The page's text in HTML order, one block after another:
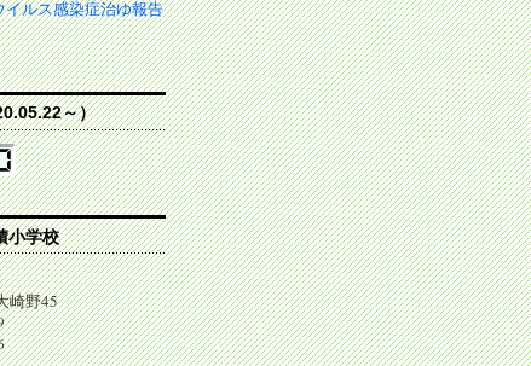
イルス感染症治ゆ報告
～）
小学校
崎野45